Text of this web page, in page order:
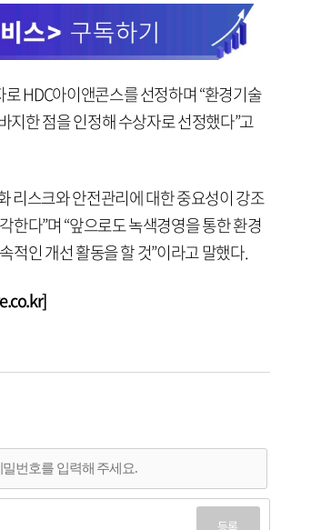
HDC아이앤콘스를 선정하며 “환경기술
지한 점을 인정해 수상자로 선정했다”고
리스크와 안전관리에 대한 중요성이 강조
한다”며 “앞으로도 녹색경영을 통한 환경
적인 개선 활동을 할 것”이라고 말했다.
등록